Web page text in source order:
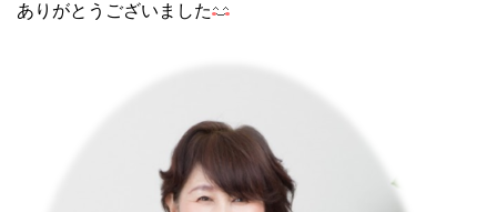
ありがとうございました